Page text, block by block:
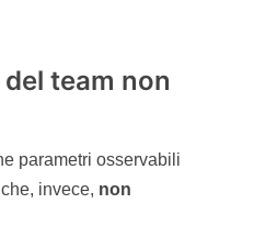
team non
parametri osservabili
invece, non